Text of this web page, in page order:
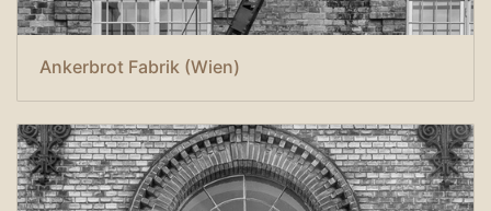
Ankerbrot Fabrik (Wien)